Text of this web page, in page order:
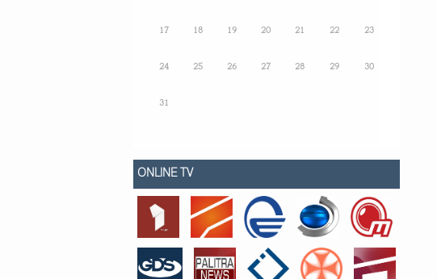
17 18 19 20 21 22 23
24 25 26 27 28 29 30
31
ONLINE TV